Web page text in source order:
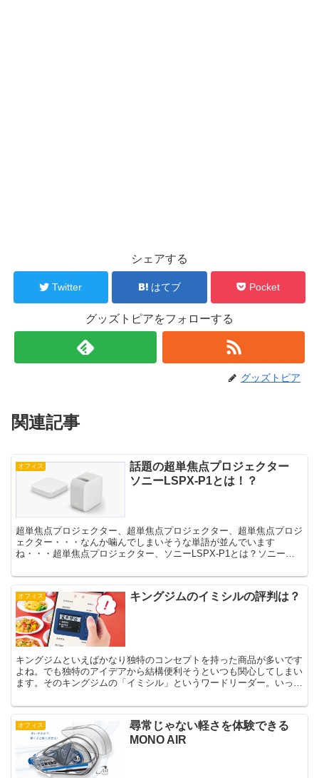
シェアする
Twitter はてブ Pocket
グッズトピアをフォローする
グッズトピア
関連記事
オフィス
話題の超単焦点プロジェクター
ソニーLSPX-P1とは！？
超単焦点プロジェクター、超単焦点プロジェクター、超単焦点プロジ
ェクター・・・なんか噛んでしまいそうな単語が並んでいます
ね・・・超単焦点プロジェクター、ソニーLSPX-P1とは？ソニーが
オフィス キングジムのイミシルの評判は？
キングジムといえばかなり独特のコンセプトを持った商品が多いです
よね。でも独特のアイデアから結構便利そうといつも関心してしまい
ます。そのキングジムの「イミシル」というワードリーダー。いった
オフィス
尋常じゃない軽さを体験できる
MONO AIR